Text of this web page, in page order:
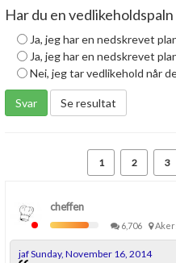
Papirer som mangler
Skaff dokumentasjon som
Kundeservice
Få svar på det du lurer på
Kom i gang med
Se din bolig? Klikk her
Boligmappa+
Få mer ut av Boligmappa
Har du en
Ja, jeg har en nedskrevet
Ja, jeg har en nedskrevet
Nei, jeg tar vedlikehold når
Svar Se resultat
1 2 3
cheffen
6,706
jaf Sunday, November 16, 2014